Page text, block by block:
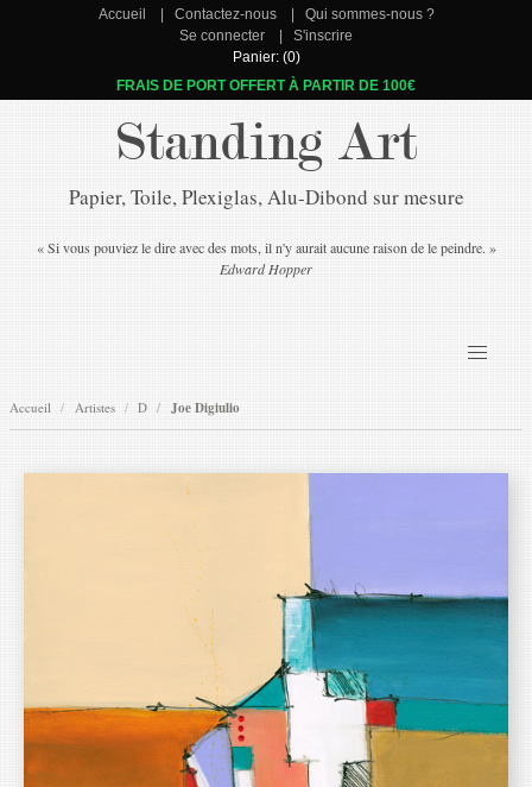
Accueil Contactez-nous
Qui sommes-nous ?
Se connecter
S'inscrire
Panier: (0)
FRAIS DE PORT OFFERT À PARTIR DE 100€
Standing Art
Papier, Toile, Plexiglas, Alu-Dibond sur mesure
« Si vous pouviez le dire avec des mots, il n'y aurait aucune raison de le peindre. »
Edward Hopper
Accueil Artistes D Joe Digiulio